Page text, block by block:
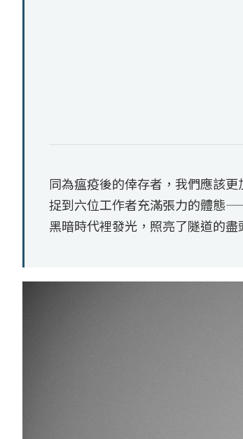
同為瘟疫後的倖存者，我們應該
捉到六位工作者充滿張力的體態
黑暗時代裡發光，照亮了隧道的